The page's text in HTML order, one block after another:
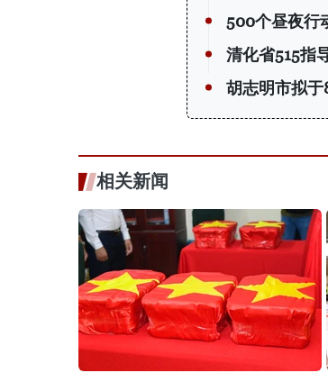
500个昼夜行
清化省515指
胡志明市拟
相关新闻